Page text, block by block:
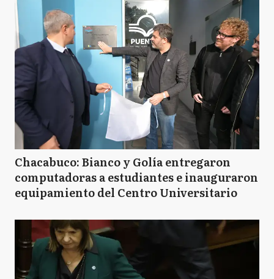
Chacabuco: Bianco y Golía entregaron
computadoras a estudiantes e inauguraron
equipamiento del Centro Universitario